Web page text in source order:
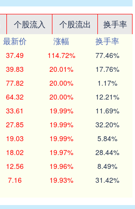
个股流入 个股流出
换手率
最新价 涨幅
换手率
37.49 114.72% 77.46%
39.83 20.01% 17.76%
77.82 20.00% 1.17%
64.32 20.00% 12.21%
33.61 19.99% 11.69%
27.85 19.99% 32.20%
19.03 19.99% 5.84%
18.02 19.97% 28.44%
12.56 19.96% 8.49%
7.16 19.93% 31.42%